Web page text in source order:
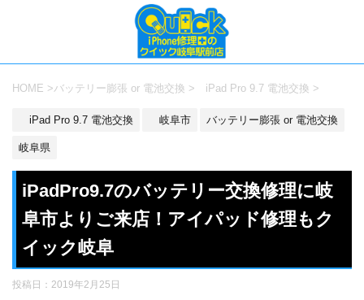
HOME >バッテリー膨張 or 電池交換 > iPad Pro 9.7 電池交換 >
iPad Pro 9.7 電池交換 岐阜市 バッテリー膨張 or 電池交換
岐阜県
iPadPro9.7のバッテリー交換修理に岐
阜市よりご来店！アイパッド修理もク
イック岐阜
投稿日： 2019年2月25日